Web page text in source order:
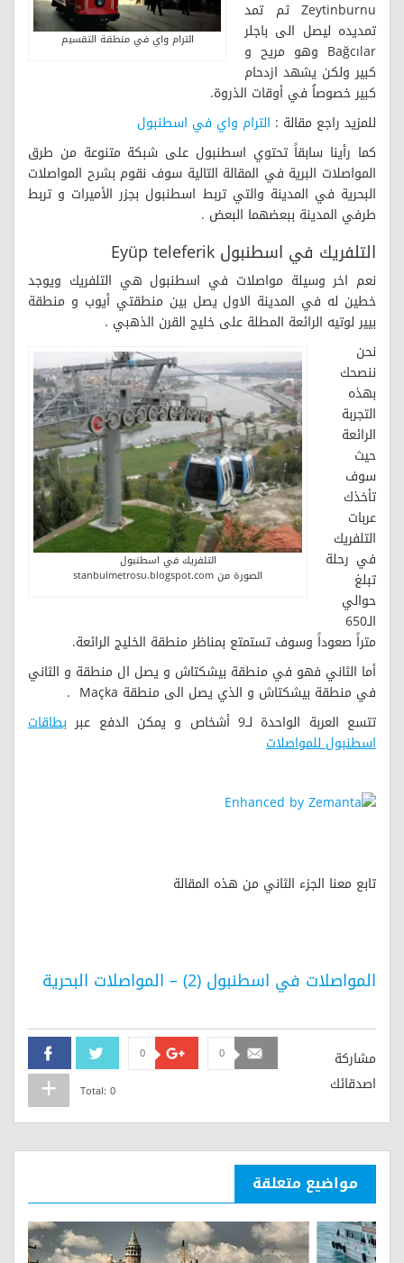
الترام واي في منطقة التقسيم
Zeytinburnu ثم تمد
تمديده ليصل الى باجلر
Bağcılar وهو مريح و
كبير ولكن يشهد ازدحام
كبير خصوصاُ في أوقات الذروة.
للمزيد راجع مقالة : الترام واي في اسطنبول
كما رأينا سابقاً تحتوي اسطنبول على شبكة متنوعة من طرق
المواصلات البرية في المقالة التالية سوف نقوم بشرح المواصلات
البحرية في المدينة والتي تربط اسطنبول بجزر الأميرات و تربط
طرفي المدينة ببعضهما البعض .
التلفريك في اسطنبول Eyüp teleferik
نعم اخر وسيلة مواصلات في اسطنبول هي التلفريك ويوجد
خطين له في المدينة الاول يصل بين منطقتي أيوب و منطقة
بيير لوتيه الرائعة المطلة على خليج القرن الذهبي .
التلفريك في اسطنبول
الصورة من stanbulmetrosu.blogspot.com
نحن
ننصحك
بهذه
التجربة
الرائعة
حيث
سوف
تأخذك
عربات
التلفريك
في رحلة
تبلغ
حوالي
الـ650
متراً صعوداً وسوف تستمتع بمناظر منطقة الخليج الرائعة.
أما الثاني فهو في منطقة بيشكتاش و يصل ال منطقة و الثاني
في منطقة بيشكتاش و الذي يصل الى منطقة Maçka .
تتسع العربة الواحدة لــ9 أشخاص و يمكن الدفع عبر
بطاقات
اسطنبول للمواصلات
تابع معنا الجزء الثاني من هذه المقالة
المواصلات في اسطنبول (2) – المواصلات البحرية
مشاركة
اصدقائك
Facebook Twitter
0 Google+
0
Total: 0
مواضيع متعلقة